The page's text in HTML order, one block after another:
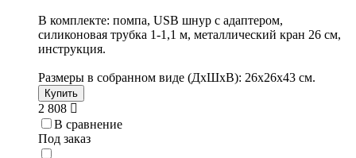
В комплекте: помпа, USB шнур с адаптером,
силиконовая трубка 1-1,1 м, металлический кран 26 см,
инструкция.
Размеры в собранном виде (ДхШхВ): 26x26x43 см.
Купить
2 808
В сравнение
Под заказ